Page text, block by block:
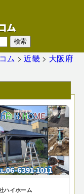
ム >近畿> 大阪府
ハイホーム